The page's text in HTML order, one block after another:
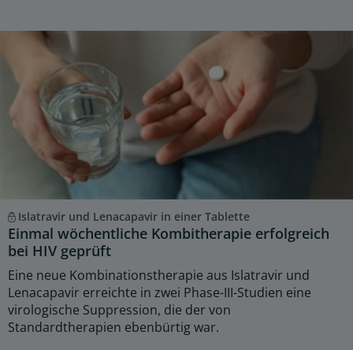
Islatravir und Lenacapavir in einer Tablette
Einmal wöchentliche Kombitherapie erfolgreich
bei HIV geprüft
Eine neue Kombinationstherapie aus Islatravir und
Lenacapavir erreichte in zwei Phase-III-Studien eine
virologische Suppression, die der von
Standardtherapien ebenbürtig war.